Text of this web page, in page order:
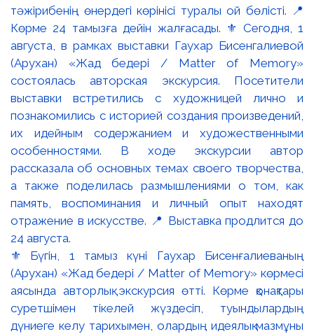
⚜️ Бүгін, 1 тамыз күні Гаухар Бисенғалиеваның
(Арухан) «Жад бедері / Matter of Memory» көрмесі
аясында авторлық экскурсия өтті. Көрме қонақтары
суретшімен тікелей жүздесіп, туындылардың
дүниеге келу тарихымен, олардың идеялық мазмұны